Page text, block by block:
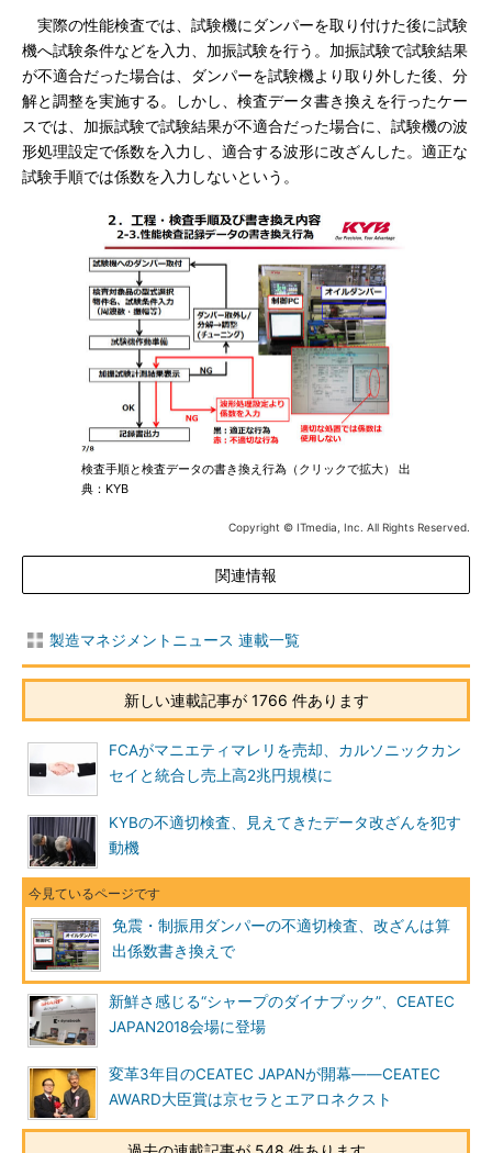
実際の性能検査では、試験機にダンパーを取り付けた後に試験
機へ試験条件などを入力、加振試験を行う。加振試験で試験結果
が不適合だった場合は、ダンパーを試験機より取り外した後、分
解と調整を実施する。しかし、検査データ書き換えを行ったケー
スでは、加振試験で試験結果が不適合だった場合に、試験機の波
形処理設定で係数を入力し、適合する波形に改ざんした。適正な
試験手順では係数を入力しないという。
検査手順と検査データの書き換え行為（クリックで拡大） 出
典：KYB
Copyright © ITmedia, Inc. All Rights Reserved.
関連情報
製造マネジメントニュース 連載一覧
新しい連載記事が 1766 件あります
FCAがマニエティマレリを売却、カルソニックカン
セイと統合し売上高2兆円規模に
KYBの不適切検査、見えてきたデータ改ざんを犯す
動機
免震・制振用ダンパーの不適切検査、改ざんは算
出係数書き換えで
新鮮さ感じる“シャープのダイナブック”、CEATEC
JAPAN2018会場に登場
変革3年目のCEATEC JAPANが開幕――CEATEC
AWARD大臣賞は京セラとエアロネクスト